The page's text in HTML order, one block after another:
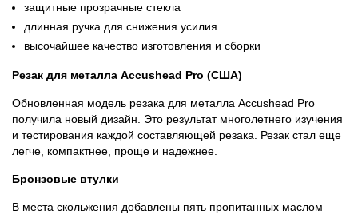
защитные прозрачные стекла
длинная ручка для снижения усилия
высочайшее качество изготовления и сборки
Резак для металла Accushead Pro (США)
Обновленная модель резака для металла Acсushead Pro
получила новый дизайн. Это результат многолетнего изучения
и тестирования каждой составляющей резака. Резак стал еще
легче, компактнее, проще и надежнее.
Бронзовые втулки
В места скольжения добавлены пять пропитанных маслом